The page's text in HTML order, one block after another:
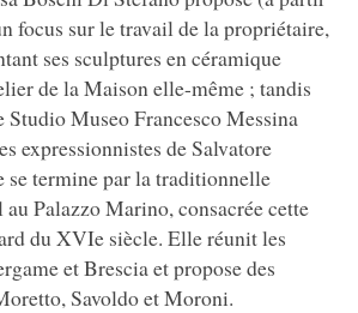
focus sur le travail de la propriétaire,
ses sculptures en céramique
de la Maison elle-même ; tandis
Studio Museo Francesco Messina
expressionnistes de Salvatore
se termine par la traditionnelle
Palazzo Marino, consacrée cette
du XVIe siècle. Elle réunit les
et Brescia et propose des
Savoldo et Moroni.